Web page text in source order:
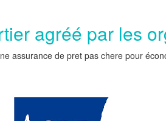
agréé par les
assurance de pret pas chere pour